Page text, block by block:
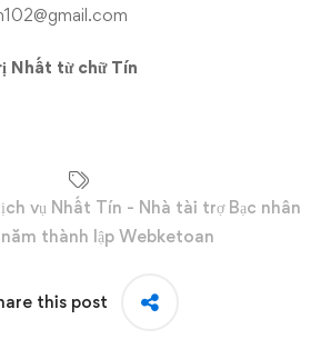
Nhất từ chữ Tín
vụ Nhất Tín - Nhà tài trợ Bạc nhân
năm thành lập Webketoan
this post